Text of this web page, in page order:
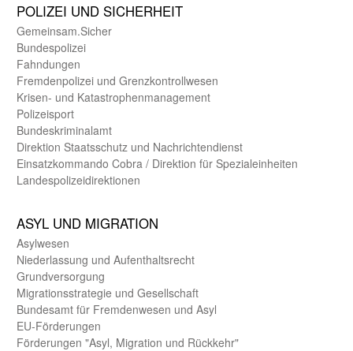
POLIZEI UND SICHER­HEIT
Gemein­sam.Sicher
Bundes­polizei
Fahndungen
Fremdenpolizei und Grenzkontrollwesen
Krisen- und Katastrophen­management
Polizeisport
Bundes­kriminal­amt
Direktion Staats­schutz und Nach­richten­dienst
Einsatz­kommando Cobra / Direktion für Spezialeinheiten
Landes­polizei­direk­tionen
ASYL UND MIGRA­TION
Asyl­wesen
Nieder­lassung und Aufent­halts­recht
Grund­versorgung
Migrations­strategie und Gesell­schaft
Bundes­amt für Fremden­wesen und Asyl
EU-Förde­rungen
Förderungen "Asyl, Migration und Rückkehr"